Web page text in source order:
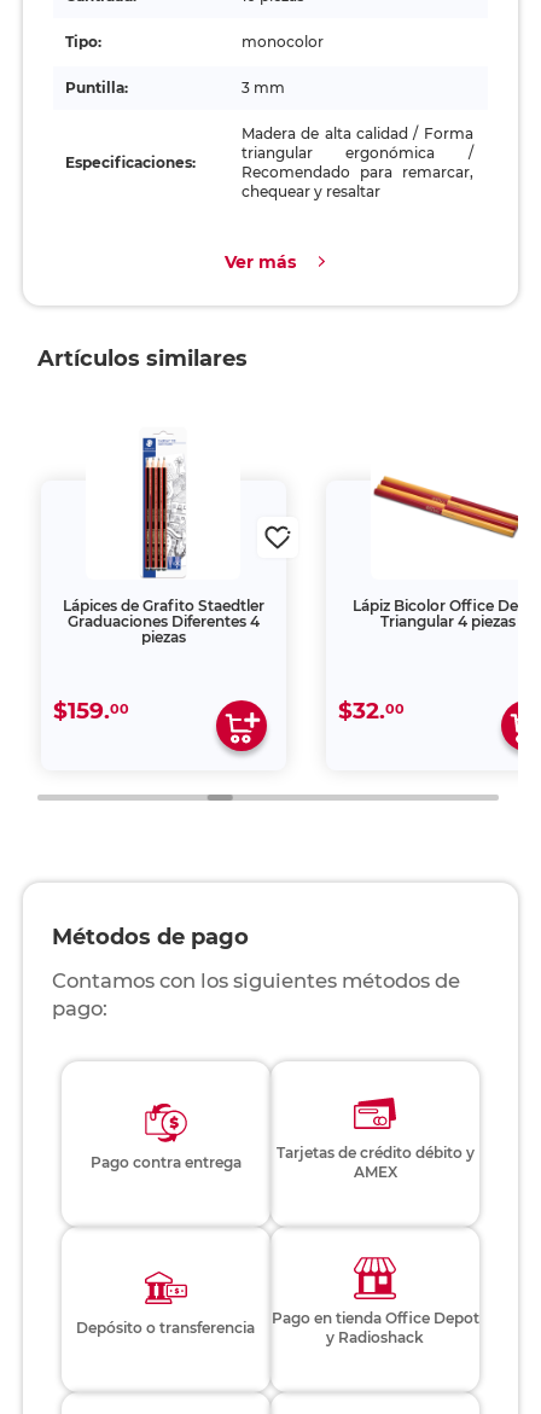
Tipo: monocolor
Puntilla: 3 mm
Especificaciones:
Madera de alta calidad / Forma
triangular ergonómica /
Recomendado para remarcar,
chequear y resaltar
Ver más
Artículos similares
Lápices de Grafito Staedtler
Graduaciones Diferentes 4
piezas
$159.00
Lápiz Bicolor Office
Triangular 4 piezas
$32.00
Métodos de pago
Contamos con los siguientes métodos de
pago:
Pago contra entrega
Tarjetas de crédito débito y
AMEX
Depósito o transferencia
Pago en tienda Office Depot
y Radioshack